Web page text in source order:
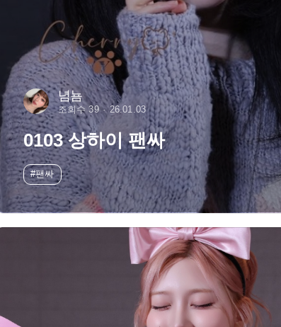
념뇸
조회수 39 26.01.03
0103 상하이 팬싸
#팬싸